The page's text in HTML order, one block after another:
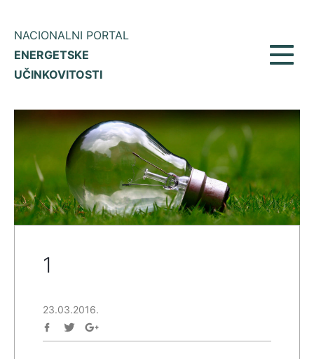
NACIONALNI PORTAL
ENERGETSKE
UČINKOVITOSTI
1
23.03.2016.